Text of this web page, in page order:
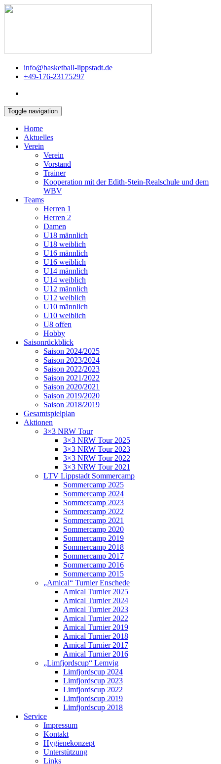
info@basketball-lippstadt.de
+49-176-23175297
Toggle navigation
Home
Aktuelles
Verein
Verein
Vorstand
Trainer
Kooperation mit der Edith-Stein-Realschule und dem
WBV
Teams
Herren 1
Herren 2
Damen
U18 männlich
U18 weiblich
U16 männlich
U16 weiblich
U14 männlich
U14 weiblich
U12 männlich
U12 weiblich
U10 männlich
U10 weiblich
U8 offen
Hobby
Saisonrückblick
Saison 2024/2025
Saison 2023/2024
Saison 2022/2023
Saison 2021/2022
Saison 2020/2021
Saison 2019/2020
Saison 2018/2019
Gesamtspielplan
Aktionen
3×3 NRW Tour
3×3 NRW Tour 2025
3×3 NRW Tour 2023
3×3 NRW Tour 2022
3×3 NRW Tour 2021
LTV Lippstadt Sommercamp
Sommercamp 2025
Sommercamp 2024
Sommercamp 2023
Sommercamp 2022
Sommercamp 2021
Sommercamp 2020
Sommercamp 2019
Sommercamp 2018
Sommercamp 2017
Sommercamp 2016
Sommercamp 2015
„Amical“ Turnier Enschede
Amical Turnier 2025
Amical Turnier 2024
Amical Turnier 2023
Amical Turnier 2022
Amical Turnier 2019
Amical Turnier 2018
Amical Turnier 2017
Amical Turnier 2016
„Limfjordscup“ Lemvig
Limfjordscup 2024
Limfjordscup 2023
Limfjordscup 2022
Limfjordscup 2019
Limfjordscup 2018
Service
Impressum
Kontakt
Hygienekonzept
Unterstützung
Links